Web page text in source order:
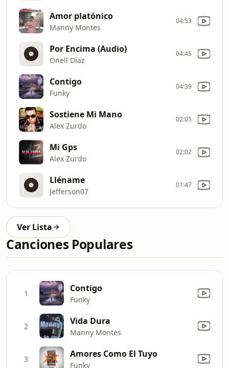
Amor platónico
Manny Montes
04:53
Por Encima (Audio)
Onell Diaz
04:45
Contigo
Funky
04:39
Sostiene Mi Mano
Alex Zurdo
02:05
Mi Gps
Alex Zurdo
02:02
Lléname
Jefferson07
01:47
Ver Lista
Canciones Populares
1 Contigo
Funky
2 Vida Dura
Manny Montes
3 Amores Como El Tuyo
Funky